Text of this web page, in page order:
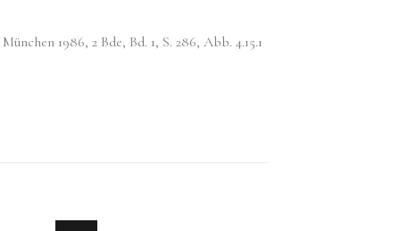
1986, 2 Bde, Bd. 1, S. 286, Abb. 4.15.1